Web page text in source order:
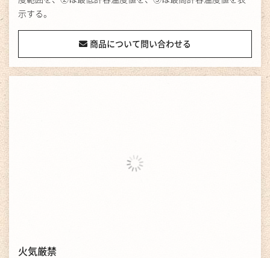
示する。
商品について問い合わせる
火気厳禁